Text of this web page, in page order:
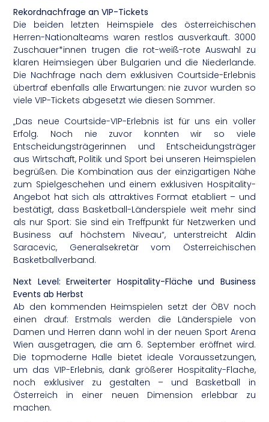
Rekordnachfrage an VIP-Tickets
Die beiden letzten Heimspiele des österreichischen
Herren-Nationalteams waren restlos ausverkauft. 3000
Zuschauer*innen trugen die rot-weiß-rote Auswahl zu
klaren Heimsiegen über Bulgarien und die Niederlande.
Die Nachfrage nach dem exklusiven Courtside-Erlebnis
übertraf ebenfalls alle Erwartungen: nie zuvor wurden so
viele VIP-Tickets abgesetzt wie diesen Sommer.
„Das neue Courtside-VIP-Erlebnis ist für uns ein voller
Erfolg. Noch nie zuvor konnten wir so viele
Entscheidungsträgerinnen und Entscheidungsträger
aus Wirtschaft, Politik und Sport bei unseren Heimspielen
begrüßen. Die Kombination aus der einzigartigen Nähe
zum Spielgeschehen und einem exklusiven Hospitality-
Angebot hat sich als attraktives Format etabliert – und
bestätigt, dass Basketball-Länderspiele weit mehr sind
als nur Sport: Sie sind ein Treffpunkt für Netzwerken und
Business auf höchstem Niveau“, unterstreicht Aldin
Saracevic, Generalsekretär vom Österreichischen
Basketballverband.
Next Level: Erweiterter Hospitality-Fläche und Business
Events ab Herbst
Ab den kommenden Heimspielen setzt der ÖBV noch
einen drauf: Erstmals werden die Länderspiele von
Damen und Herren dann wohl in der neuen Sport Arena
Wien ausgetragen, die am 6. September eröffnet wird.
Die topmoderne Halle bietet ideale Voraussetzungen,
um das VIP-Erlebnis, dank größerer Hospitality-Flache,
noch exklusiver zu gestalten – und Basketball in
Österreich in einer neuen Dimension erlebbar zu
machen.